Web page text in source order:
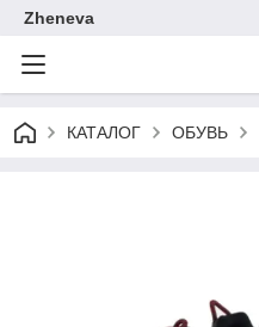
Zheneva
КАТАЛОГ ОБУВЬ